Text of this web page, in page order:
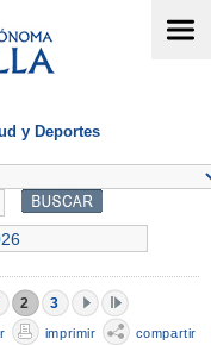
y Deportes
2 3
imprimir compartir